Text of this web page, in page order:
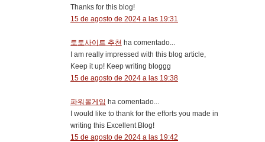
Thanks for this blog!
15 de agosto de 2024 a las 19:31
토토사이트 추천 ha comentado...
I am really impressed with this blog article,
Keep it up! Keep writing bloggg
15 de agosto de 2024 a las 19:38
파워볼게임 ha comentado...
I would like to thank for the efforts you made in
writing this Excellent Blog!
15 de agosto de 2024 a las 19:42